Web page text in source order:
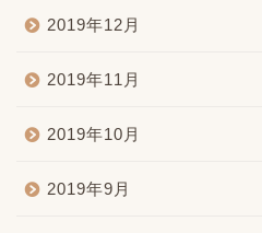
2019年12月
2019年11月
2019年10月
2019年9月